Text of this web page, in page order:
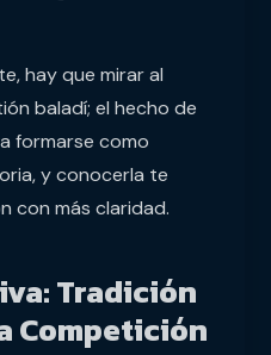
hay que mirar al
baladí; el hecho de
formarse como
y conocerla te
con más claridad.
Tradición
Competición